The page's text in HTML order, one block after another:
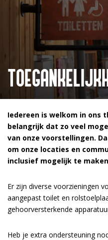
Iedereen is welkom in ons
belangrijk dat zo veel
van onze voorstellingen.
om onze locaties en
inclusief mogelijk te
Er zijn diverse voorzieningen
aangepast toilet en
gehoorversterkende
Heb je extra ondersteuning